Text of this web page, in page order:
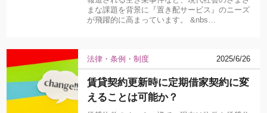
まな課題を背景に『置き配サービス』のニーズ
が飛躍的に高まっています。 &nbs…
法律・条例・制度 2025/6/26
賃貸契約更新時に定期借家契約に変
えることは可能か？